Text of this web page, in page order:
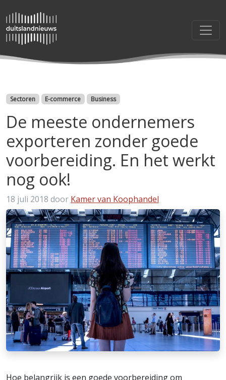
Categorieën
Sectoren E-commerce Business
De meeste ondernemers
exporteren zonder goede
voorbereiding. En het werkt
nog ook!
18 juli 2018 door Kamer van Koophandel
Hoe belangrijk is een goede voorbereiding om